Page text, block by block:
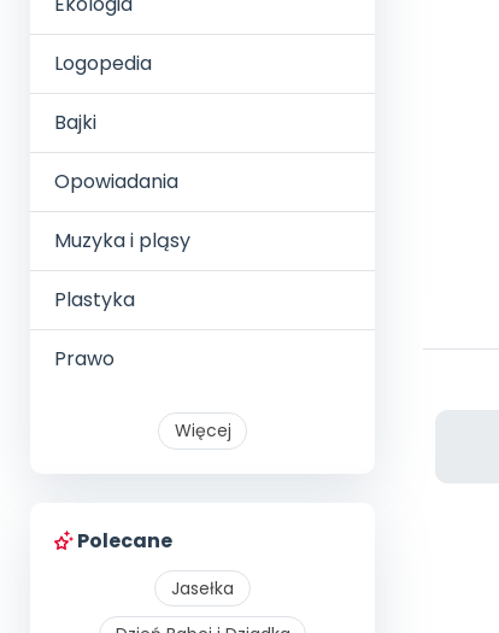
Logopedia
Bajki
Opowiadania
Muzyka i pląsy
Plastyka
Prawo
Więcej
Polecane
Jasełka